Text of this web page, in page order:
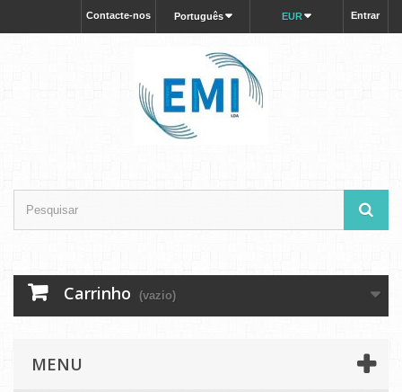
Entrar
EUR
Português
Contacte-nos
Carrinho (vazio)
MENU